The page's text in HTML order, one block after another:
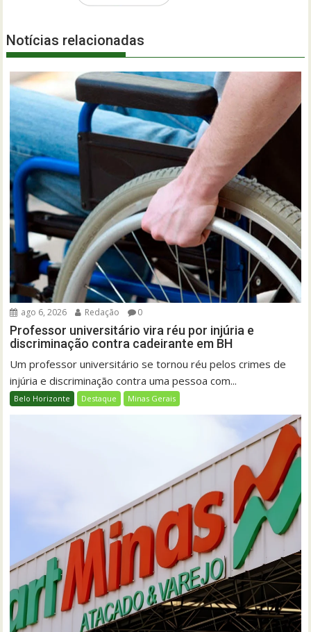
Notícias relacionadas
ago 6, 2026 Redação 0
Professor universitário vira réu por injúria e
discriminação contra cadeirante em BH
Um professor universitário se tornou réu pelos crimes de
injúria e discriminação contra uma pessoa com...
Belo Horizonte Destaque Minas Gerais